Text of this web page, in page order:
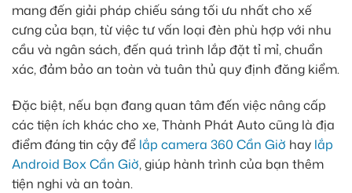
mang đến giải pháp chiếu sáng tối ưu nhất cho xế
cưng của bạn, từ việc tư vấn loại đèn phù hợp với nhu
cầu và ngân sách, đến quá trình lắp đặt tỉ mỉ, chuẩn
xác, đảm bảo an toàn và tuân thủ quy định đăng kiểm.
Đặc biệt, nếu bạn đang quan tâm đến việc nâng cấp
các tiện ích khác cho xe, Thành Phát Auto cũng là địa
điểm đáng tin cậy để lắp camera 360 Cần Giờ hay lắp
Android Box Cần Giờ, giúp hành trình của bạn thêm
tiện nghi và an toàn.